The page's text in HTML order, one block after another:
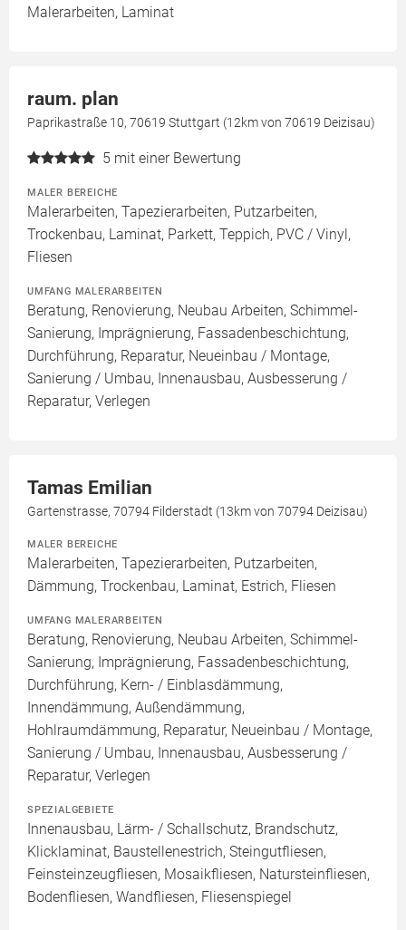
Malerarbeiten, Laminat
raum. plan
Paprikastraße 10, 70619 Stuttgart (12km von 70619 Deizisau)
5 mit einer Bewertung
MALER BEREICHE
Malerarbeiten, Tapezierarbeiten, Putzarbeiten,
Trockenbau, Laminat, Parkett, Teppich, PVC / Vinyl,
Fliesen
UMFANG MALERARBEITEN
Beratung, Renovierung, Neubau Arbeiten, Schimmel-
Sanierung, Imprägnierung, Fassadenbeschichtung,
Durchführung, Reparatur, Neueinbau / Montage,
Sanierung / Umbau, Innenausbau, Ausbesserung /
Reparatur, Verlegen
Tamas Emilian
Gartenstrasse, 70794 Filderstadt (13km von 70794 Deizisau)
MALER BEREICHE
Malerarbeiten, Tapezierarbeiten, Putzarbeiten,
Dämmung, Trockenbau, Laminat, Estrich, Fliesen
UMFANG MALERARBEITEN
Beratung, Renovierung, Neubau Arbeiten, Schimmel-
Sanierung, Imprägnierung, Fassadenbeschichtung,
Durchführung, Kern- / Einblasdämmung,
Innendämmung, Außendämmung,
Hohlraumdämmung, Reparatur, Neueinbau / Montage,
Sanierung / Umbau, Innenausbau, Ausbesserung /
Reparatur, Verlegen
SPEZIALGEBIETE
Innenausbau, Lärm- / Schallschutz, Brandschutz,
Klicklaminat, Baustellenestrich, Steingutfliesen,
Feinsteinzeugfliesen, Mosaikfliesen, Natursteinfliesen,
Bodenfliesen, Wandfliesen, Fliesenspiegel